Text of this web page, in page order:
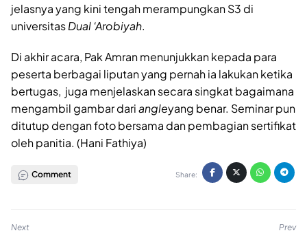
jelasnya yang kini tengah merampungkan S3 di
universitasDual ‘Arobiyah.
Di akhir acara, Pak Amran menunjukkan kepada para
peserta berbagai liputan yang pernah ia lakukan ketika
bertugas, juga menjelaskan secara singkat bagaimana
mengambil gambar dariangleyang benar. Seminar pun
ditutup dengan foto bersama dan pembagian sertifikat
oleh panitia. (Hani Fathiya)
Comment Share:
Next
Prev